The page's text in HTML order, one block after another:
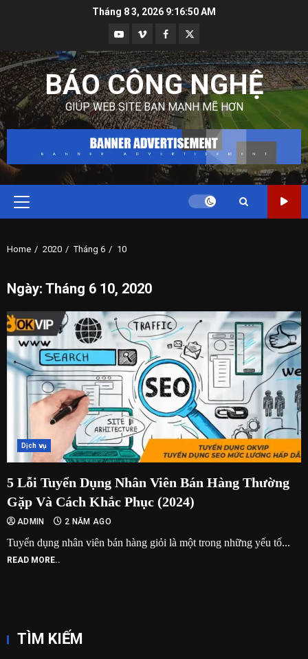
Tháng 8 3, 2026 9:16:51 AM
YoutubeVimeoFacebook
Twitter
BÁO CÔNG NGHỆ
GIÚP WEB SITE BẠN MẠNH MẼ HƠN
Primary
Menu
Home 2020 Tháng 6 10
Ngày: Tháng 6 10, 2020
Dịch vụ
5 Lỗi Tuyển Dụng Nhân Viên Bán Hàng Thường
Gặp Và Cách Khắc Phục (2024)
ADMIN 2 NĂM AGO
Tuyển dụng nhân viên bán hàng giỏi là một trong những yếu tố...
READ MORE..
TÌM KIẾM